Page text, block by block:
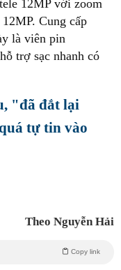
12MP với zoom
Cung cấp
là viên pin
trợ sạc nhanh có
"đã đắt lại
tự tin vào
Theo Nguyễn Hải
Copy link